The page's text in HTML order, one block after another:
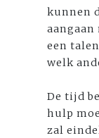
kunnen
een
welk
De tijd
hulp
zal